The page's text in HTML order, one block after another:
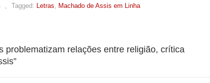
Tagged: Letras Machado de Assis em Linha
problematizam relações entre religião, crítica
”